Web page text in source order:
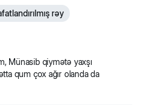
rəy
Münasib qiymətə yaxşı
qum çox ağır olanda da